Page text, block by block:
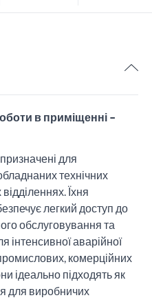
в приміщенні –
для
технічних
Їхня
легкий доступ до
обслуговування та
інтенсивної аварійної
комерційних
ідеально підходять як
для виробничих